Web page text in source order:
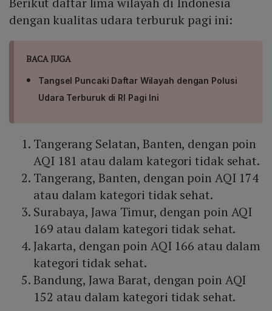
dengan kualitas udara terburuk pagi ini:
BACA JUGA
Tangsel Puncaki Daftar Wilayah dengan Polusi
Udara Terburuk di RI Pagi Ini
Tangerang Selatan, Banten, dengan poin
AQI 181 atau dalam kategori tidak sehat.
Tangerang, Banten, dengan poin AQI 174
atau dalam kategori tidak sehat.
Surabaya, Jawa Timur, dengan poin AQI
169 atau dalam kategori tidak sehat.
Jakarta, dengan poin AQI 166 atau dalam
kategori tidak sehat.
Bandung, Jawa Barat, dengan poin AQI
152 atau dalam kategori tidak sehat.